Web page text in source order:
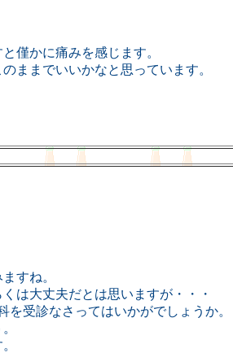
僅かに痛みを感じます。
ままでいいかなと思っています。
すね。
は大丈夫だとは思いますが・・・
受診なさってはいかがでしょうか。